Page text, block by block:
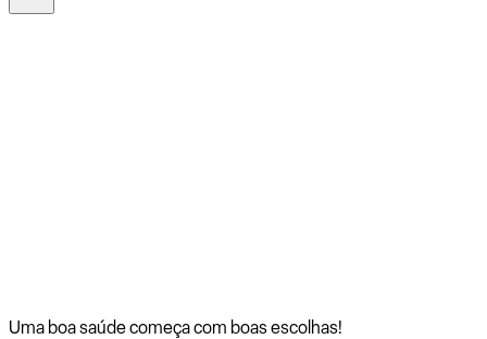
Uma boa saúde começa com boas escolhas!